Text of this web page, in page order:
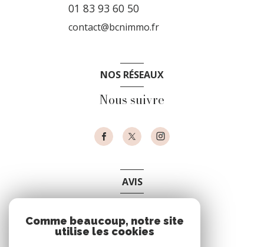
01 83 93 60 50
contact@bcnimmo.fr
NOS RÉSEAUX
Nous suivre
AVIS
Comme beaucoup, notre site
utilise les cookies